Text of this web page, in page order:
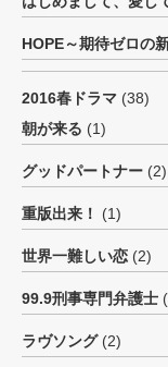
HOPE～期待ゼロの
2016春ドラマ (38)
朝が来る (1)
グッドパートナー (2)
重版出来！ (1)
世界一難しい恋 (2)
99.9刑事専門弁護士
ラヴソング(2)